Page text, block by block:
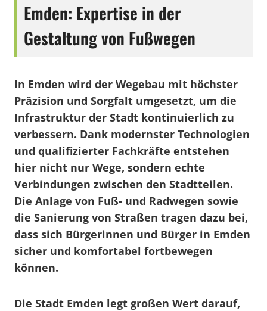
Emden: Expertise in der
Gestaltung von Fußwegen
In Emden wird der Wegebau mit höchster
Präzision und Sorgfalt umgesetzt, um die
Infrastruktur der Stadt kontinuierlich zu
verbessern. Dank modernster Technologien
und qualifizierter Fachkräfte entstehen
hier nicht nur Wege, sondern echte
Verbindungen zwischen den Stadtteilen.
Die Anlage von Fuß- und Radwegen sowie
die Sanierung von Straßen tragen dazu bei,
dass sich Bürgerinnen und Bürger in Emden
sicher und komfortabel fortbewegen
können.
Die Stadt Emden legt großen Wert darauf,